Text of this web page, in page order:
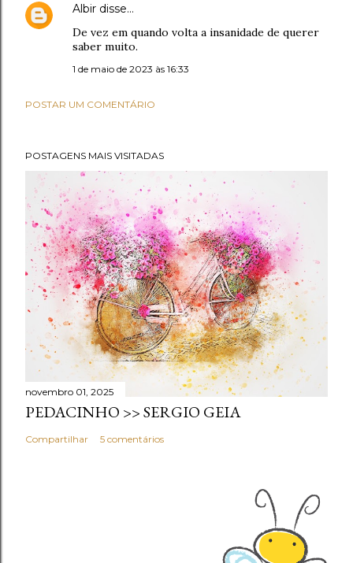
Albir disse…
De vez em quando volta a insanidade de querer
saber muito.
1 de maio de 2023 às 16:33
POSTAR UM COMENTÁRIO
POSTAGENS MAIS VISITADAS
novembro 01, 2025
PEDACINHO >> SERGIO GEIA
Compartilhar 5 comentários